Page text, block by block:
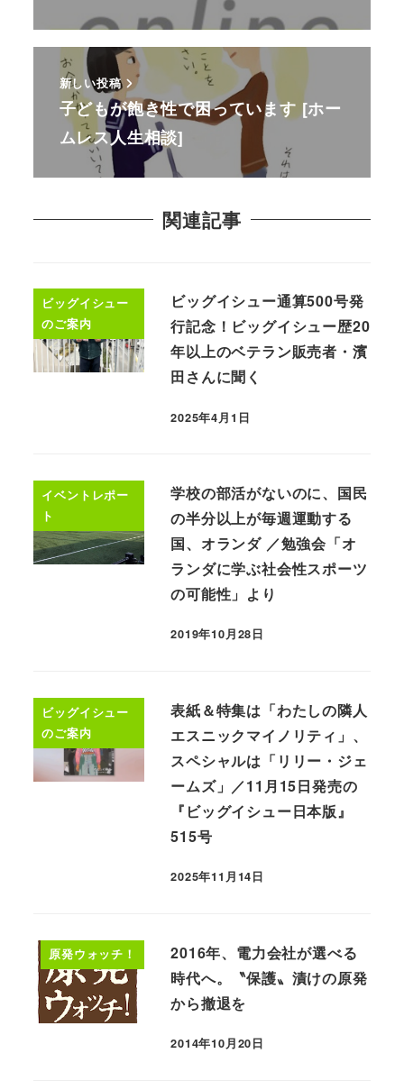
新しい投稿
子どもが飽き性で困っています [ホー
ムレス人生相談]
関連記事
ビッグイシュー
のご案内
ビッグイシュー通算500号発
行記念！ビッグイシュー歴20
年以上のベテラン販売者・濱
田さんに聞く
2025年4月1日
イベントレポー
ト
学校の部活がないのに、国民
の半分以上が毎週運動する
国、オランダ ／勉強会「オ
ランダに学ぶ社会性スポーツ
の可能性」より
2019年10月28日
ビッグイシュー
のご案内
表紙＆特集は「わたしの隣人
エスニックマイノリティ」、
スペシャルは「リリー・ジェ
ームズ」／11月15日発売の
『ビッグイシュー日本版』
515号
2025年11月14日
原発ウォッチ！
2016年、電力会社が選べる
時代へ。〝保護〟漬けの原発
から撤退を
2014年10月20日